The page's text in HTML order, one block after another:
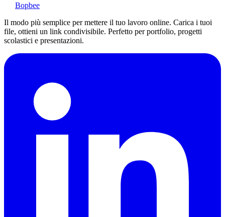
Bopbee
Il modo più semplice per mettere il tuo lavoro online. Carica i tuoi
file, ottieni un link condivisibile. Perfetto per portfolio, progetti
scolastici e presentazioni.